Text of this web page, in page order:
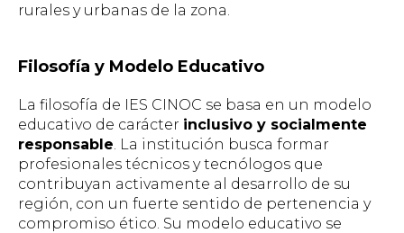
rurales y urbanas de la zona.
Filosofía y Modelo Educativo
La filosofía de IES CINOC se basa en un modelo
educativo de carácter inclusivo y socialmente
responsable. La institución busca formar
profesionales técnicos y tecnólogos que
contribuyan activamente al desarrollo de su
región, con un fuerte sentido de pertenencia y
compromiso ético. Su modelo educativo se